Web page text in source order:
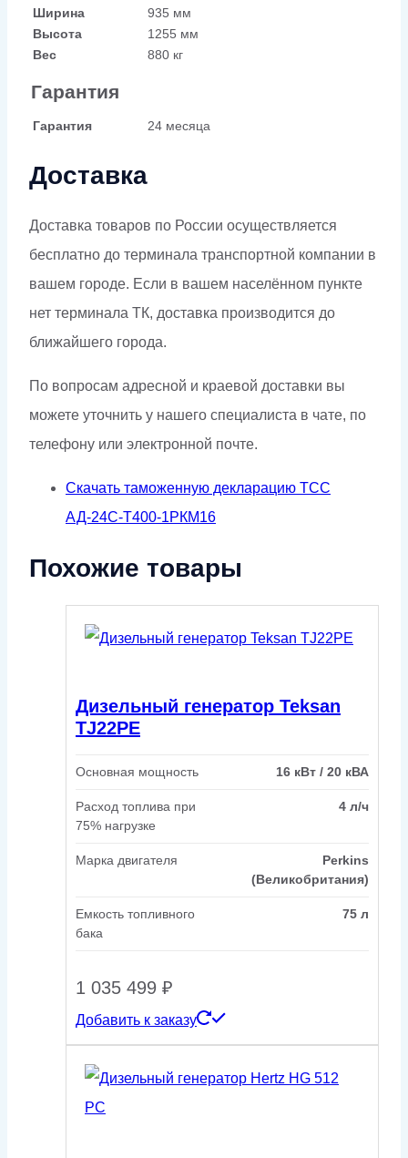
Ширина
935 мм
Высота
1255 мм
Вес
880 кг
Гарантия
Гарантия 24 месяца
Доставка
Доставка товаров по России осуществляется
бесплатно до терминала транспортной компании в
вашем городе. Если в вашем населённом пункте
нет терминала ТК, доставка производится до
ближайшего города.
По вопросам адресной и краевой доставки вы
можете уточнить у нашего специалиста в чате, по
телефону или электронной почте.
Скачать таможенную декларацию ТСС
АД-24С-Т400-1РКМ16
Похожие товары
Дизельный генератор Teksan
TJ22PE
Основная мощность 16 кВт / 20 кВА
Расход топлива при
75% нагрузке
4 л/ч
Марка двигателя
Perkins
(Великобритания)
Емкость топливного
бака
75 л
1 035 499 ₽
Добавить к заказу